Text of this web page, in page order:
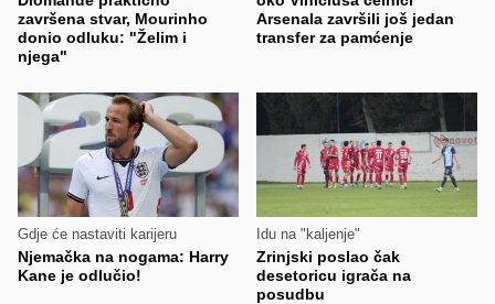
završena stvar, Mourinho
donio odluku: "Želim i
njega"
Arsenala završili još jedan
transfer za pamćenje
Gdje će nastaviti karijeru
Njemačka na nogama: Harry
Kane je odlučio!
Idu na "kaljenje"
Zrinjski poslao čak
desetoricu igrača na
posudbu